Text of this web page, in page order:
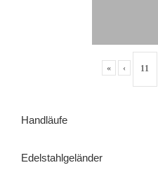
« ‹
Handläufe
Edelstahlgeländer